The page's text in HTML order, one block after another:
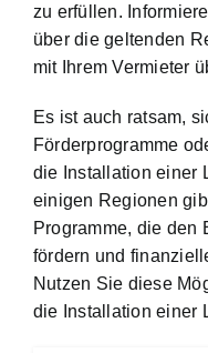
zu erfüllen.
über die geltenden
mit Ihrem Vermieter
Es ist auch ratsam,
Förderprogramme
die Installation einer
einigen Regionen
Programme, die den
fördern und
Nutzen Sie diese
die Installation einer